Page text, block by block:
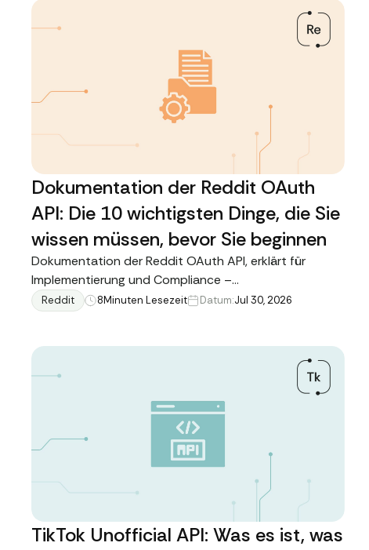
Dokumentation der Reddit OAuth
API: Die 10 wichtigsten Dinge, die Sie
wissen müssen, bevor Sie beginnen
Dokumentation der Reddit OAuth API, erklärt für
Implementierung und Compliance –
Authentifizierungsflüsse, Tokenverwaltung, Ratenlimits
Reddit 8Minuten Lesezeit Datum:Jul 30, 2026
TikTok Unofficial API: Was es ist, was